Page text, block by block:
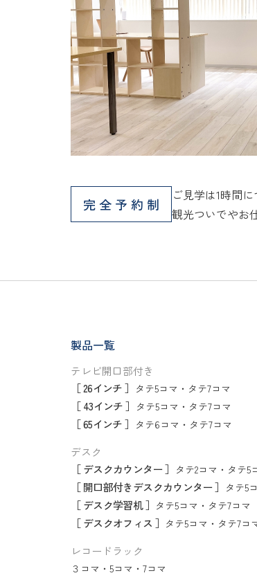
完全予約制
ご見学は1時間
観光ついでやお
製品一覧
テレビ開口部付き
［ 26インチ ］ タテ5コマ ・ タテ7コマ
［ 43インチ ］ タテ5コマ ・ タテ7コマ
［ 65インチ ］ タテ6コマ ・ タテ7コマ
デスク
［ デスクカウンター ］ タテ2コマ ・ タテ5
［ 開口部付きデスクカウンター ］ タテ5
［ デスク学習机 ］ タテ5コマ ・ タテ7コマ
［ デスクオフィス ］ タテ5コマ ・ タテ7コ
レコードラック
３コマ ・ 5コマ ・ 7コマ